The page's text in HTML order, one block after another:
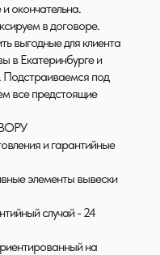
окончательна.
в договоре.
выгодные для клиента
в Екатеринбурге и
Подстраиваемся под
все предстоящие
и гарантийные
элементы вывески
случай - 24
на